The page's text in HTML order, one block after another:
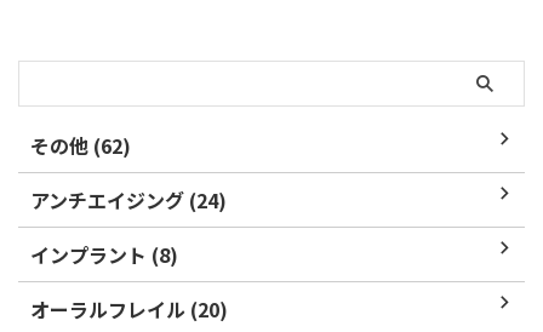
その他 (62)
アンチエイジング (24)
インプラント (8)
オーラルフレイル (20)